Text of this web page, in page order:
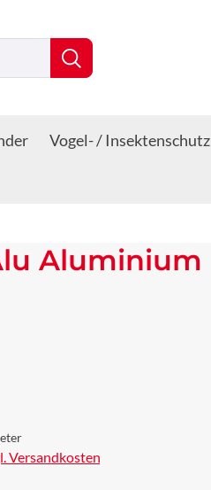
Vogel- / Insektenschutz
Aluminium
Versandkosten